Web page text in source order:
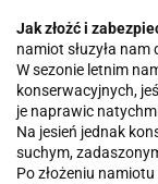
Jak złożć i
namiot słuzyła
W sezonie letnim
konserwacyjnych,
je naprawic
Na jesień jednak
suchym,
Po złożeniu